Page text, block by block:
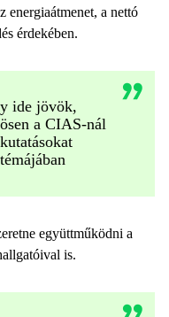
energiaátmenet, a nettó
érdekében.
ide jövök,
a CIAS-nál
együttműködni a
is.